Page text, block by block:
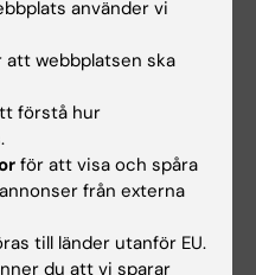
Hög följsamhet trots
barn med ärftlig
Barn med en ärftlig variant i
rekommenderade…
använder vi
att webbplatsen ska
förstå hur
för att visa och spåra
från externa
till länder utanför EU.
du att vi sparar